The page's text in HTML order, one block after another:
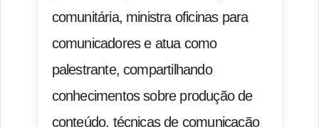
comunitária, ministra oficinas para
comunicadores e atua como
palestrante, compartilhando
conhecimentos sobre produção de
conteúdo, técnicas de comunicação